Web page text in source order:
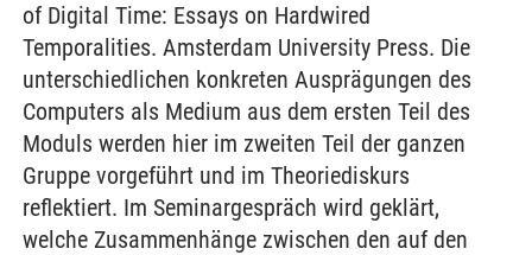
of Digital Time: Essays on Hardwired
Temporalities. Amsterdam University Press. Die
unterschiedlichen konkreten Ausprägungen des
Computers als Medium aus dem ersten Teil des
Moduls werden hier im zweiten Teil der ganzen
Gruppe vorgeführt und im Theoriediskurs
reflektiert. Im Seminargespräch wird geklärt,
welche Zusammenhänge zwischen den auf den